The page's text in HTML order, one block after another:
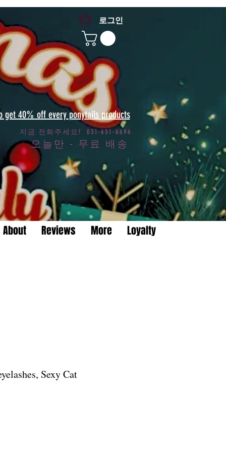
로그인
get 40% off every ponytails products
지금 전화주세요! 031-651-6696
오늘만 - 무료 배송
About Reviews More Loyalty
Sexy Cat